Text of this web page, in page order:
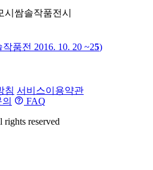
쌈솔작품전시
품전 2016. 10. 20 ~25)
침 서비스이용약관
FAQ
reserved